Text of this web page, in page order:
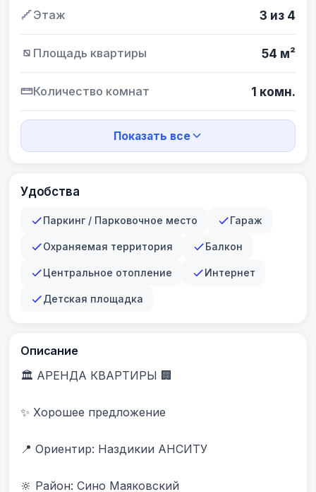
Этаж 3 из 4
Площадь квартиры 54 м²
Количество комнат 1 комн.
Показать все
Удобства
Паркинг / Парковочное место Гараж
Охраняемая территория Балкон
Центральное отопление Интернет
Детская площадка
Описание
🏛 АРЕНДА КВАРТИРЫ 🏢
✨ Хорошее предложение
📍 Ориентир: Наздикии АНСИТУ
🔆 Район: Сино Маяковский